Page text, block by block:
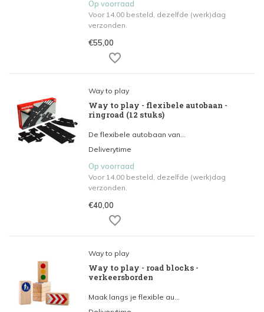
Op voorraad
Voor 14.00 besteld, dezelfde (werk)dag
verzonden.
€55,00
Way to play
Way to play - flexibele autobaan -
ringroad (12 stuks)
De flexibele autobaan van...
Deliverytime
Op voorraad
Voor 14.00 besteld, dezelfde (werk)dag
verzonden.
€40,00
Way to play
Way to play - road blocks -
verkeersborden
Maak langs je flexible au...